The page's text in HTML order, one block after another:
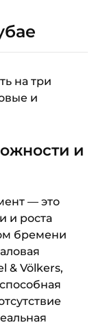
на три
и
и
— это
и роста
бремени
& Völkers,